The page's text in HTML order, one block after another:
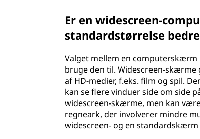
Er en widescreen-
standardstørrelse
Valget mellem en
bruge den til. Widescreen-
af HD-medier, f.eks. film og spil.
kan se flere vinduer side om side
widescreen-skærme, men kan
regneark, der involverer mindre
widescreen- og en